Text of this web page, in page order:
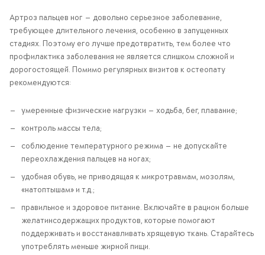
Артроз пальцев ног — довольно серьезное заболевание,
требующее длительного лечения, особенно в запущенных
стадиях. Поэтому его лучше предотвратить, тем более что
профилактика заболевания не является слишком сложной и
дорогостоящей. Помимо регулярных визитов к остеопату
рекомендуются:
умеренные физические нагрузки — ходьба, бег, плавание;
контроль массы тела;
соблюдение температурного режима — не допускайте
переохлаждения пальцев на ногах;
удобная обувь, не приводящая к микротравмам, мозолям,
«натоптышам» и т.д.;
правильное и здоровое питание. Включайте в рацион больше
желатинсодержащих продуктов, которые помогают
поддерживать и восстанавливать хрящевую ткань. Старайтесь
употреблять меньше жирной пищи.